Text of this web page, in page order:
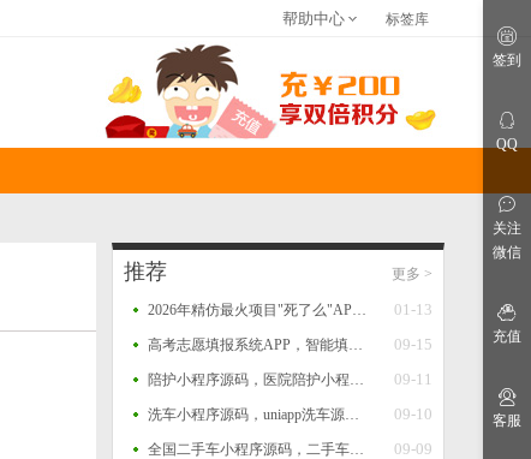
帮助中心
仿站建站
网站指南
网站公告
标签库
更多 >
推荐
01-13
2026年精仿最火项目"死了么"APP开源源码
09-15
高考志愿填报系统APP，智能填报+一键填报，查大学、查专业、一分一段、院校对比等功能源码
09-11
陪护小程序源码，医院陪护小程序系统源码，支持多运营区，陪护师、推广者等完整闭环功能
09-10
洗车小程序源码，uniapp洗车源码，多门店洗车小程序源码
09-09
全国二手车小程序源码，二手车系统，二手车交易小程序源码，二手车销售小程序平台源码
签到
QQ
关注
微信
充值
客服